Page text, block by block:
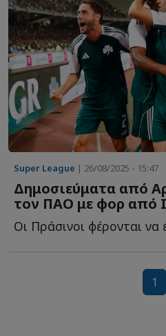
Super League | 26/08/2025 - 15:47
Δημοσιεύματα από
τον ΠΑΟ με φορ από
1